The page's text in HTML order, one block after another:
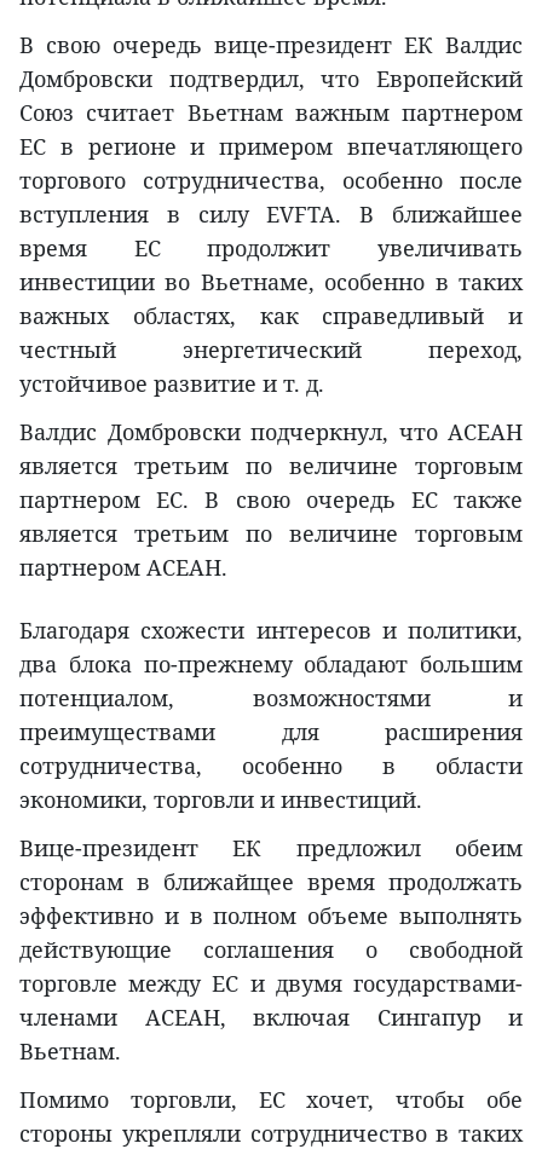
В свою очередь вице-президент ЕК Валдис
Домбровски подтвердил, что Европейский
Союз считает Вьетнам важным партнером
ЕС в регионе и примером впечатляющего
торгового сотрудничества, особенно после
вступления в силу EVFTA. В ближайшее
время ЕС продолжит увеличивать
инвестиции во Вьетнаме, особенно в таких
важных областях, как справедливый и
честный энергетический переход,
устойчивое развитие и т. д.
Валдис Домбровски подчеркнул, что АСЕАН
является третьим по величине торговым
партнером ЕС. В свою очередь ЕС также
является третьим по величине торговым
партнером АСЕАН.
Благодаря схожести интересов и политики,
два блока по-прежнему обладают большим
потенциалом, возможностями и
преимуществами для расширения
сотрудничества, особенно в области
экономики, торговли и инвестиций.
Вице-президент ЕК предложил обеим
сторонам в ближайщее время продолжать
эффективно и в полном объеме выполнять
действующие соглашения о свободной
торговле между ЕС и двумя государствами-
членами АСЕАН, включая Сингапур и
Вьетнам.
Помимо торговли, ЕС хочет, чтобы обе
стороны укрепляли сотрудничество в таких